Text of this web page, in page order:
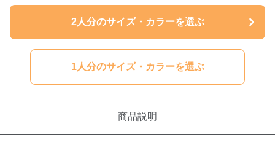
2人分のサイズ・カラーを選ぶ
1人分のサイズ・カラーを選ぶ
商品説明